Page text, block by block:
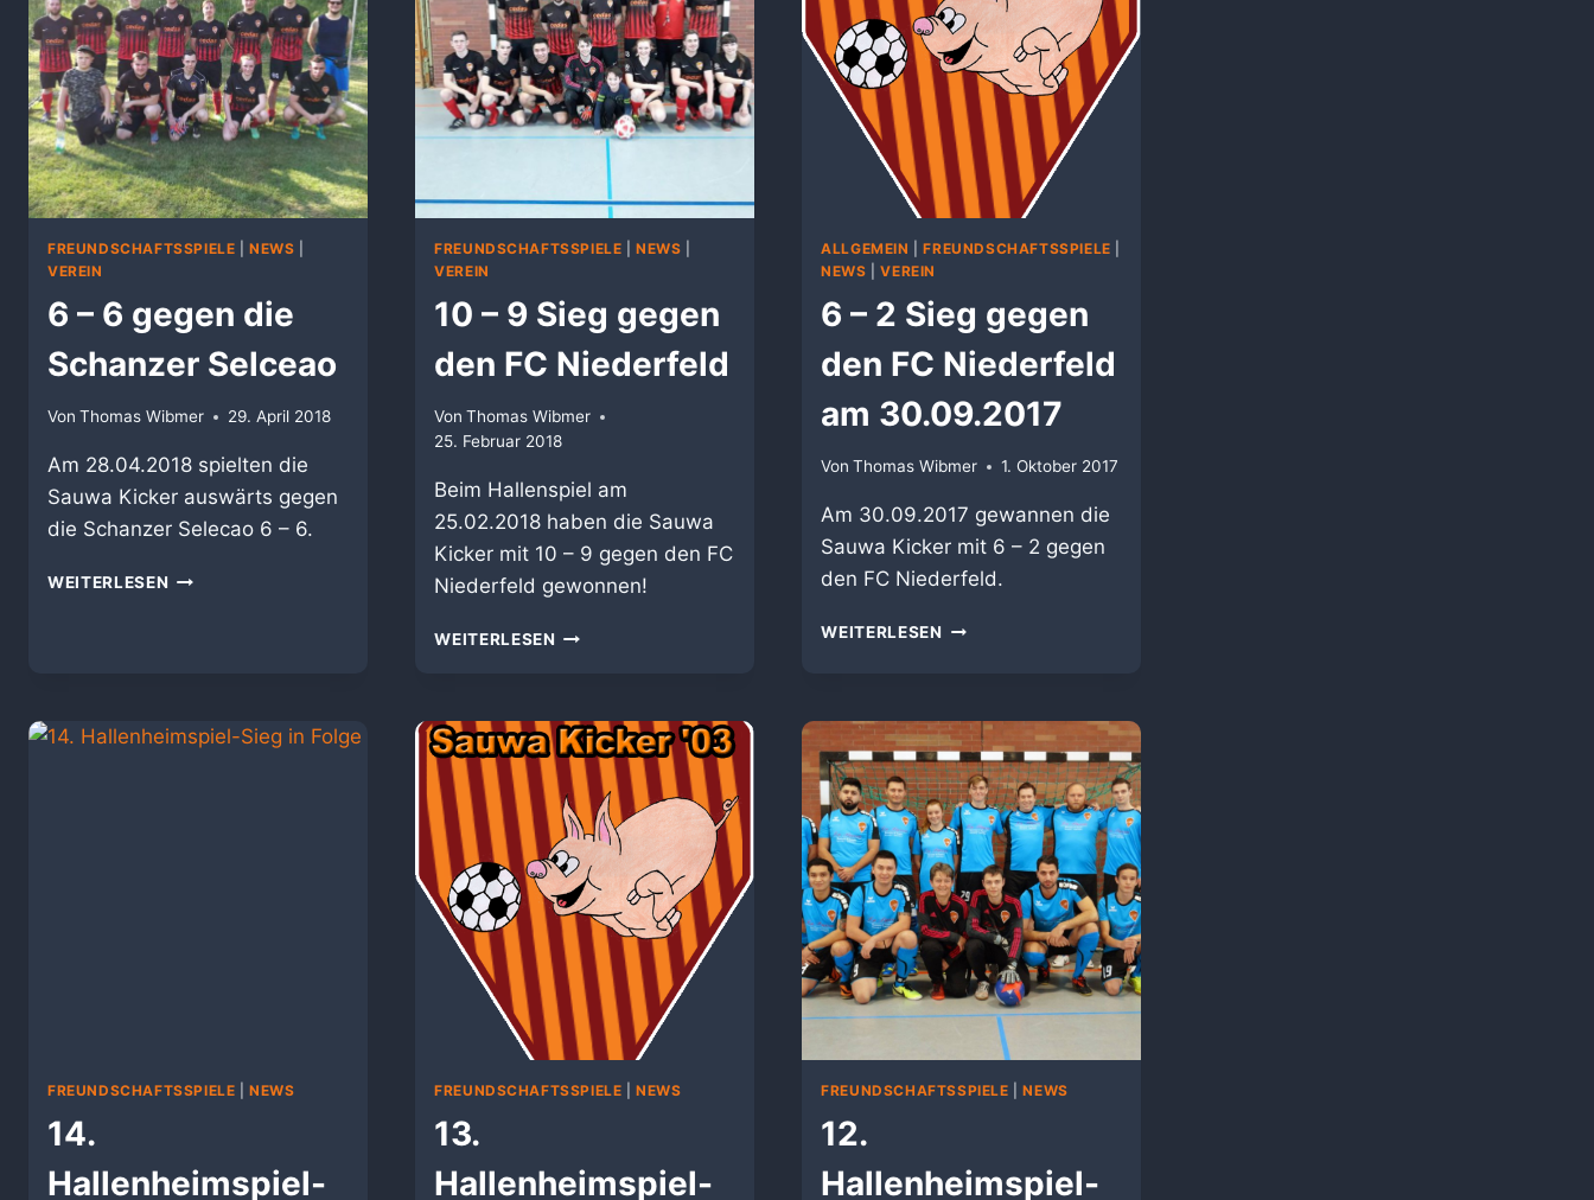
FREUNDSCHAFTSSPIELE |NEWS
VEREIN
6 – 6 gegen die
Schanzer Selceao
Von Thomas Wibmer 29. April 2018
Am 28.04.2018 spielten die
Sauwa Kicker auswärts gegen
die Schanzer Selecao 6 – 6.
WEITERLESEN 6
SELCEAO
FREUNDSCHAFTSSPIELE |NEWS
VEREIN
10 – 9 Sieg gegen
den FC Niederfeld
Von Thomas Wibmer
25. Februar 2018
Beim Hallenspiel am
25.02.2018 haben die Sauwa
Kicker mit 10 – 9 gegen den FC
Niederfeld gewonnen!
WEITERLESEN 10
GEGEN
DEN
FC
NIEDERFELD
ALLGEMEIN |FREUNDSCHAFTSSPIELE
NEWS |VEREIN
6 – 2 Sieg gegen
den FC Niederfeld
am 30.09.2017
Von Thomas Wibmer 1. Oktober 2017
Am 30.09.2017 gewannen die
Sauwa Kicker mit 6 – 2 gegen
den FC Niederfeld.
WEITERLESEN 6
GEGEN
DEN
FC
NIEDERFELD
AM
30.09.2017
FREUNDSCHAFTSSPIELE |NEWS
14.
Hallenheimspiel-
FREUNDSCHAFTSSPIELE |NEWS
13.
Hallenheimspiel-
FREUNDSCHAFTSSPIELE |NEWS
12.
Hallenheimspiel-